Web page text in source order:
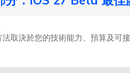
取決於您的技術能力、預算及可